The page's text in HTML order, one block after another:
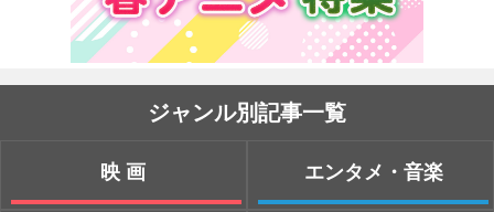
ジャンル別記事一覧
映画 エンタメ・音楽